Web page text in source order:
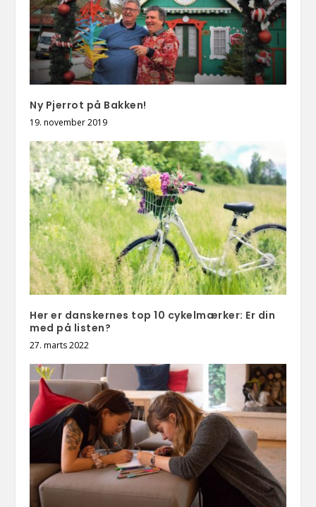
Ny Pjerrot på Bakken!
19. november 2019
Her er danskernes top 10 cykelmærker: Er din
med på listen?
27. marts 2022